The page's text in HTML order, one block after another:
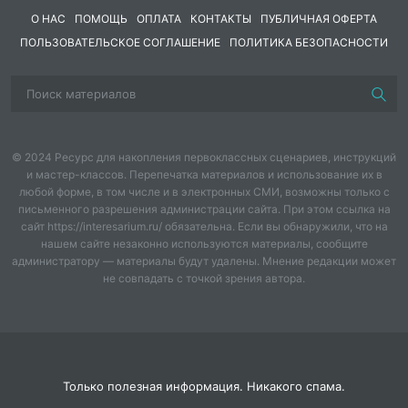
Как приветствие
Книжек первые
Нас встречают с
первых лет
И несут нас, точно
птицы,
Облетая целый свет.
Наша книжная неделя
Звучит музыка
Эмоциональный
настрой
О НАС ПОМОЩЬ ОПЛАТА КОНТАКТЫ
ПУБЛИЧНАЯ ОФЕРТА
ПОЛЬЗОВАТЕЛЬСКОЕ СОГЛАШЕНИЕ
ПОЛИТИКА БЕЗОПАСНОСТИ
© 2024 Ресурс для накопления первоклассных сценариев, инструкций
и мастер-классов. Перепечатка материалов и использование их в
любой форме, в том числе и в электронных СМИ, возможны только с
письменного разрешения администрации сайта. При этом ссылка на
сайт https://interesarium.ru/ обязательна. Если вы обнаружили, что на
нашем сайте незаконно используются материалы, сообщите
администратору — материалы будут удалены. Мнение редакции может
не совпадать с точкой зрения автора.
Только полезная информация. Никакого спама.